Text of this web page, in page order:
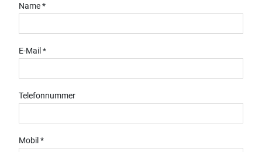
Name *
E-Mail *
Telefonnummer
Mobil *